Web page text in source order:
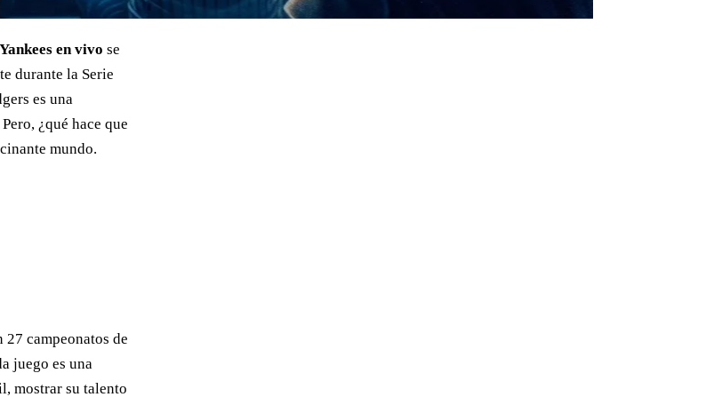
Yankees en vivo se
durante la Serie
es una
¿qué hace que
mundo.
campeonatos de
juego es una
mostrar su talento